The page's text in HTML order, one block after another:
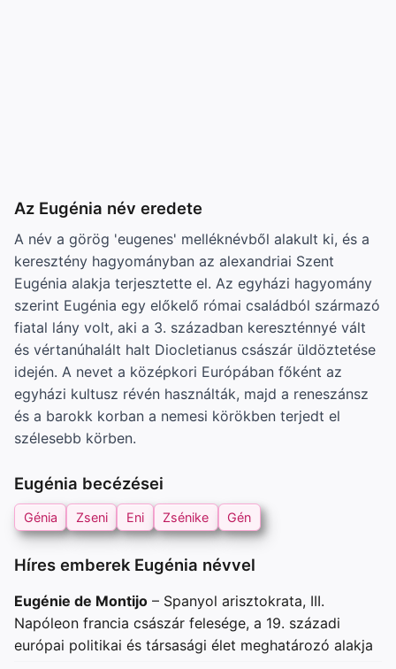
Az Eugénia név eredete
A név a görög 'eugenes' melléknévből alakult ki, és a
keresztény hagyományban az alexandriai Szent
Eugénia alakja terjesztette el. Az egyházi hagyomány
szerint Eugénia egy előkelő római családból származó
fiatal lány volt, aki a 3. században kereszténnyé vált
és vértanúhalált halt Diocletianus császár üldöztetése
idején. A nevet a középkori Európában főként az
egyházi kultusz révén használták, majd a reneszánsz
és a barokk korban a nemesi körökben terjedt el
szélesebb körben.
Eugénia becézései
Génia Zseni Eni Zsénike Gén
Híres emberek Eugénia névvel
Eugénie de Montijo – Spanyol arisztokrata, III.
Napóleon francia császár felesége, a 19. századi
európai politikai és társasági élet meghatározó alakja